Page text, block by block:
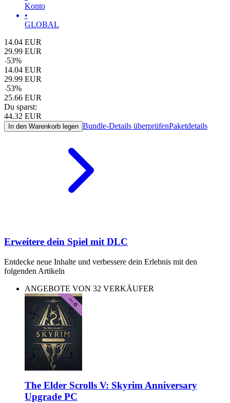
Konto
•
GLOBAL
14.04 EUR
29.99 EUR
-53%
14.04 EUR
29.99 EUR
-53%
25.66 EUR
Du sparst:
44.32 EUR
In den Warenkorb legen Bundle-Details überprüfenPaketdetails
Erweitere dein Spiel mit DLC
Entdecke neue Inhalte und verbessere dein Erlebnis mit den
folgenden Artikeln
ANGEBOTE VON 32 VERKÄUFER
The Elder Scrolls V: Skyrim Anniversary
Upgrade PC